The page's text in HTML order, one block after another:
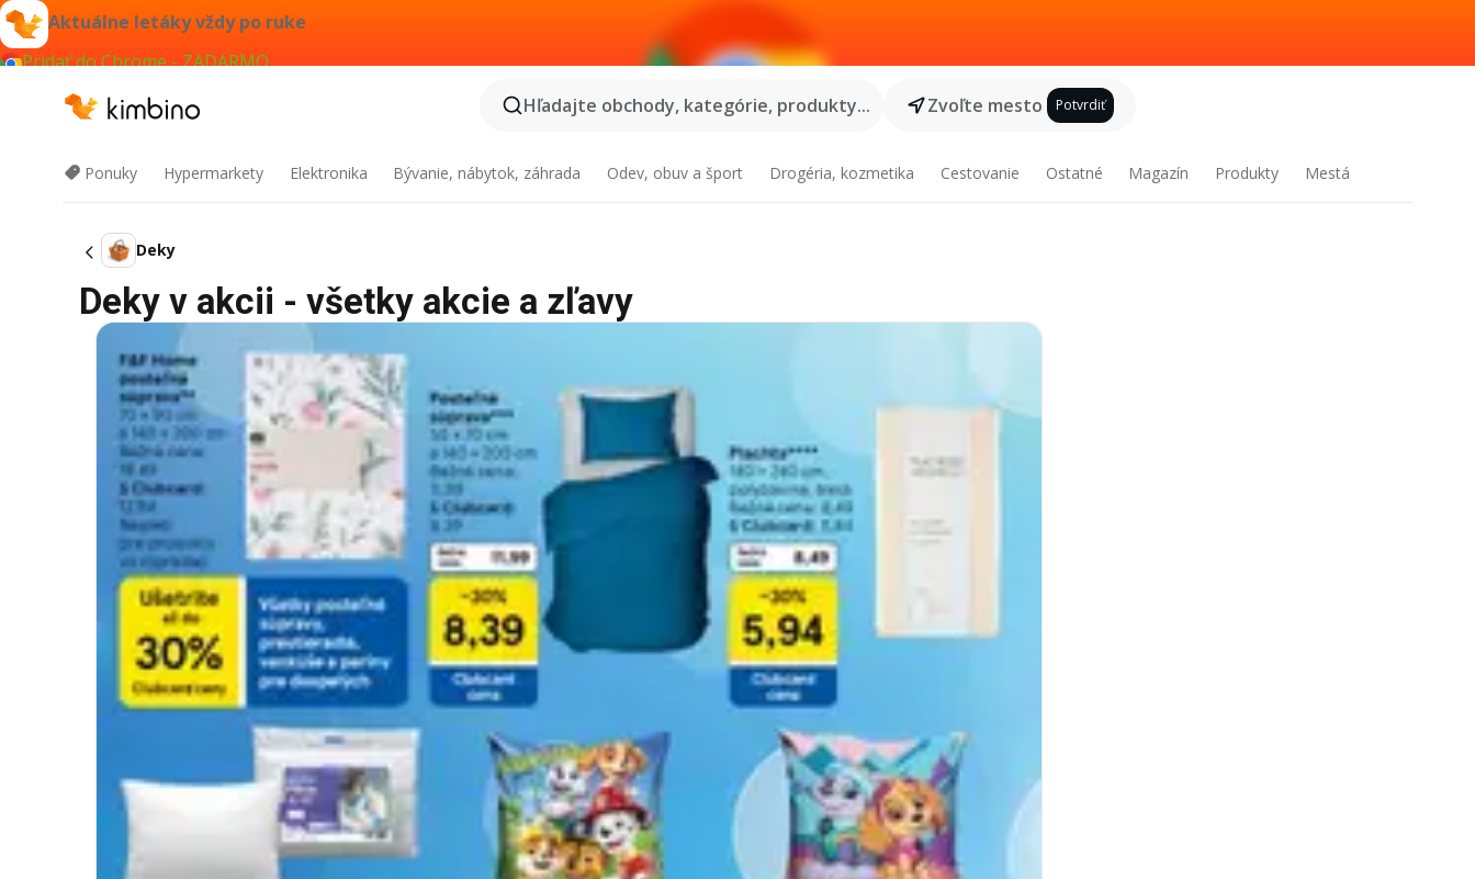
Aktuálne letáky vždy po ruke
Pridať do Chrome - ZADARMO
Hľadajte obchody, kategórie, produkty...
Zvoľte mesto Potvrdiť
Ponuky Hypermarkety Elektronika Bývanie, nábytok, záhrada Odev, obuv a šport Drogéria, kozmetika Cestovanie Ostatné Magazín Produkty Mestá
Deky
Deky v akcii - všetky akcie a zľavy